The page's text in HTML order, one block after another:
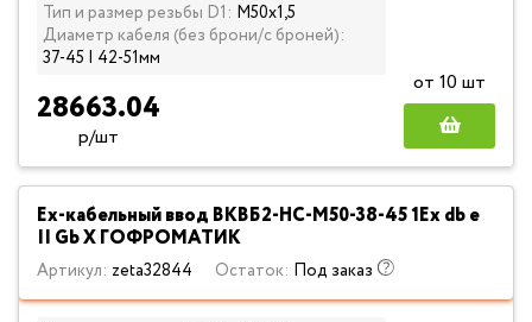
Тип и размер резьбы D1: М50х1,5
Диаметр кабеля (без брони/с броней):
37-45 | 42-51мм
28663.04
р/шт
от 10 шт
Ех-кабельный ввод ВКВБ2-НС-M50-38-45 1Ex db e
II Gb X ГОФРОМАТИК
Артикул: zeta32844 Остаток: Под заказ